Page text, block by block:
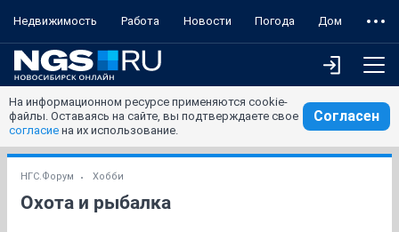
Недвижимость Работа Новости Погода Дом
На информационном ресурсе применяются cookie-
файлы. Оставаясь на сайте, вы подтверждаете свое
согласие на их использование.
Согласен
НГС.Форум Хобби
Охота и рыбалка